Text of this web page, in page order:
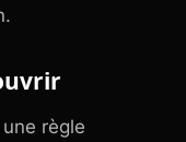
règle